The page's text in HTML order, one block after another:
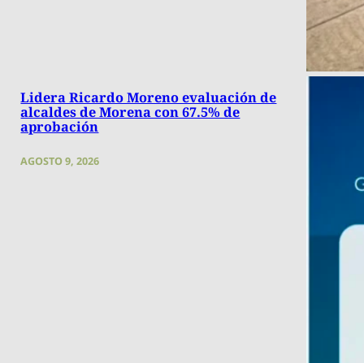
Lidera Ricardo Moreno evaluación de
alcaldes de Morena con 67.5% de
aprobación
AGOSTO 9, 2026